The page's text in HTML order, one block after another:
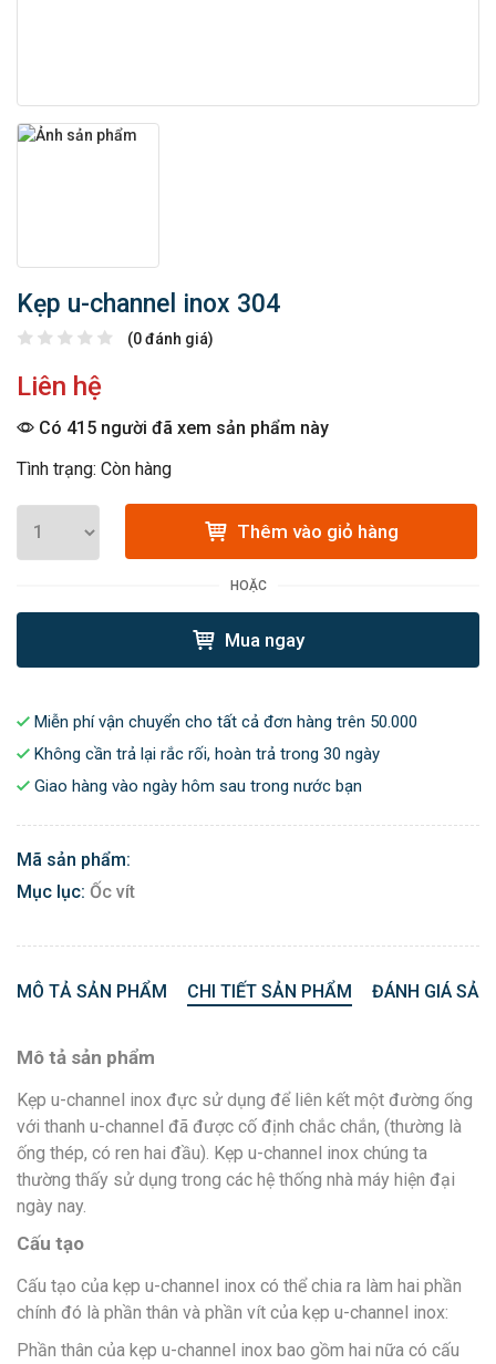
Kẹp u-channel inox 304
(0 đánh giá)
Liên hệ
Có 415 người đã xem sản phẩm này
Tình trạng: Còn hàng
Thêm vào giỏ hàng
HOẶC
Mua ngay
Miễn phí vận chuyển cho tất cả đơn hàng trên 50.000
Không cần trả lại rắc rối, hoàn trả trong 30 ngày
Giao hàng vào ngày hôm sau trong nước bạn
Mã sản phẩm:
Mục lục: Ốc vít
MÔ TẢ SẢN PHẨM CHI TIẾT SẢN PHẨM ĐÁNH GIÁ
Mô tả sản phẩm
Kẹp u-channel inox đực sử dụng để liên kết một đường ống
với thanh u-channel đã được cố định chắc chắn, (thường là
ống thép, có ren hai đầu). Kẹp u-channel inox chúng ta
thường thấy sử dụng trong các hệ thống nhà máy hiện đại
ngày nay.
Cấu tạo
Cấu tạo của kẹp u-channel inox có thể chia ra làm hai phần
chính đó là phần thân và phần vít của kẹp u-channel inox:
Phần thân của kẹp u-channel inox bao gồm hai nữa có cấu